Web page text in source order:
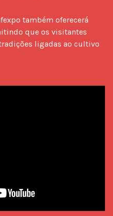
também oferecerá
que os visitantes
ligadas ao cultivo